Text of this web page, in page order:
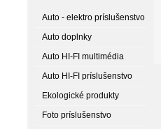
Auto - elektro príslušenstvo
Auto doplnky
Auto HI-FI multimédia
Auto HI-FI príslušenstvo
Ekologické produkty
Foto príslušenstvo